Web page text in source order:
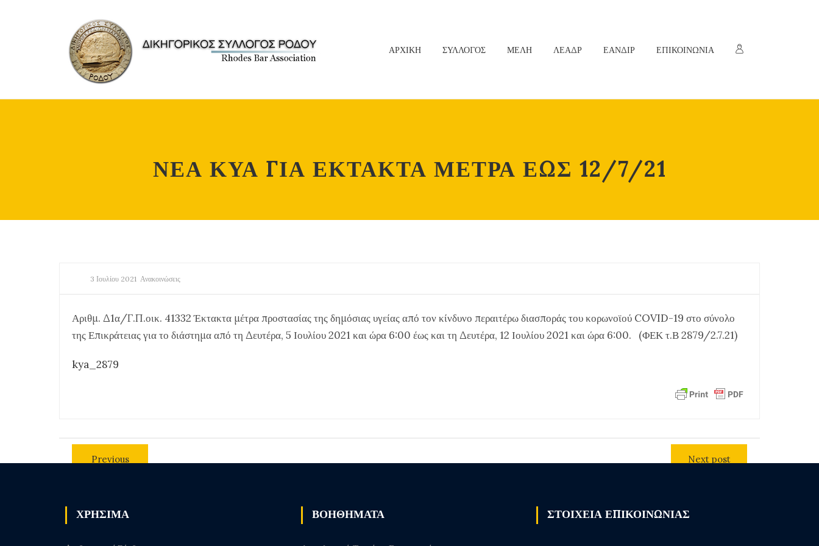
ΑΡΧΙΚΗ ΣΥΛΛΟΓΟΣ ΜΕΛΗ ΛΕΑΔΡ ΕΑΝΔΙΡ ΕΠΙΚΟΙΝΩΝΙΑ
ΝΕΑ ΚΥΑ ΓΙΑ ΕΚΤΑΚΤΑ ΜΕΤΡΑ ΕΩΣ 12/7/21
3 Ιουλίου 2021 Ανακοινώσεις
Αριθμ. Δ1α/Γ.Π.οικ. 41332 Έκτακτα μέτρα προστασίας της δημόσιας υγείας από τον κίνδυνο περαιτέρω διασποράς του κορωνοϊού COVID-19 στο σύνολο
της Επικράτειας για το διάστημα από τη Δευτέρα, 5 Ιουλίου 2021 και ώρα 6:00 έως και τη Δευτέρα, 12 Ιουλίου 2021 και ώρα 6:00. (ΦΕΚ τ.Β 2879/2.7.21)
kya_2879
Previous
Next post
ΧΡΗΣΙΜΑ ΒΟΗΘΗΜΑΤΑ ΣΤΟΙΧΕΙΑ ΕΠΙΚΟΙΝΩΝΙΑΣ